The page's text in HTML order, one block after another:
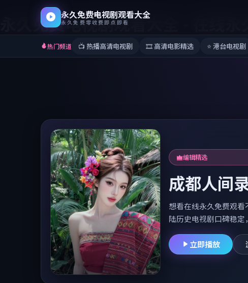
永久免费电视剧观看大全
永久免费零收费即点即看
热门频道 📺 热播高清电视剧 🎞️ 高清电影精选 ⭐ 港台电视剧
永久免费电视剧观看大全 在线
编辑精选
成都人间
想看在线永久免费观
陆历史电视剧口碑稳定
立即播放